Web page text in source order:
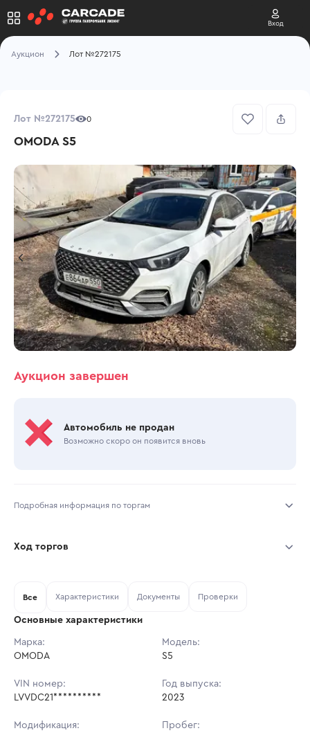
Вход
Аукцион Лот №272175
Лот №272175 0
OMODA S5
Аукцион завершен
Автомобиль не продан
Возможно скоро он появится вновь
Подробная информация по торгам
Тип аукциона: Открытые торги
Шаг торгов: 7 164 ₽
Кол-во ставок:
Ход торгов
Ставок не найдено
в аукционах
Все Характеристики Документы Проверки
Основные характеристики
Марка:
OMODA
Модель:
S5
VIN номер:
LVVDC21**********
Год выпуска:
2023
Модификация:
Пробег: